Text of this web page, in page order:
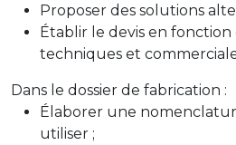
Proposer des solutions
Établir le devis en fonction
techniques et
Dans le dossier de fabrication :
Élaborer une
utiliser ;